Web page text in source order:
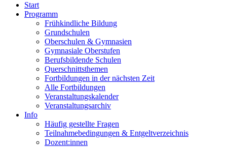
Start
Programm
Frühkindliche Bildung
Grundschulen
Oberschulen & Gymnasien
Gymnasiale Oberstufen
Berufsbildende Schulen
Querschnittsthemen
Fortbildungen in der nächsten Zeit
Alle Fortbildungen
Veranstaltungskalender
Veranstaltungsarchiv
Info
Häufig gestellte Fragen
Teilnahmebedingungen & Entgeltverzeichnis
Dozent:innen